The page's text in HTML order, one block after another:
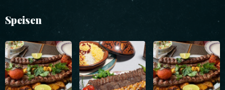
Speisen